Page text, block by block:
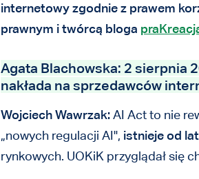
internetowy zgodnie z prawem
prawnym i twórcą bloga
Agata Blachowska: 2 sierpnia
nakłada na sprzedawców
Wojciech Wawrzak:AI Act to nie
„nowych regulacji AI", istnieje od lat
rynkowych. UOKiK przyglądał się